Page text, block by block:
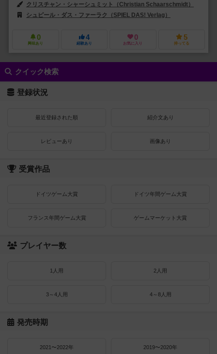
クリスチャン・シャーシュミット（Christian Schaarschmidt）
シュピール・ダス・ファーラク（SPIEL DAS! Verlag）
0
興味あり
4
経験あり
0
お気に入り
5
持ってる
クイック検索
登録状況
最近登録された順 紹介文あり
レビューあり 画像あり
受賞作品
ドイツゲーム大賞 ドイツ年間ゲーム大賞
フランス年間ゲーム大賞 ゲームマーケット大賞
プレイヤー数
1人用 2人用
3～4人用 4～8人用
発売時期
2021〜2022年 2019〜2020年